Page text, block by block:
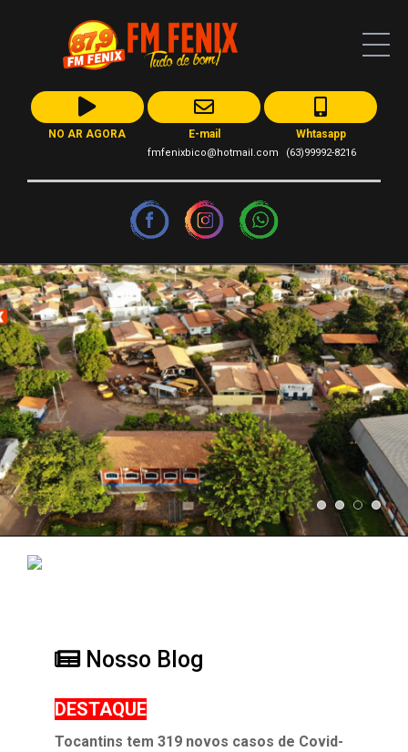
NO AR AGORA E-mail
fmfenixbico@hotmail.com
Whtasapp
(63)99992-8216
Nosso Blog
DESTAQUE
Tocantins tem 319 novos casos de Covid-